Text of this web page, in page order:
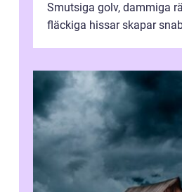
Smutsiga golv, dammiga
fläckiga hissar skapar